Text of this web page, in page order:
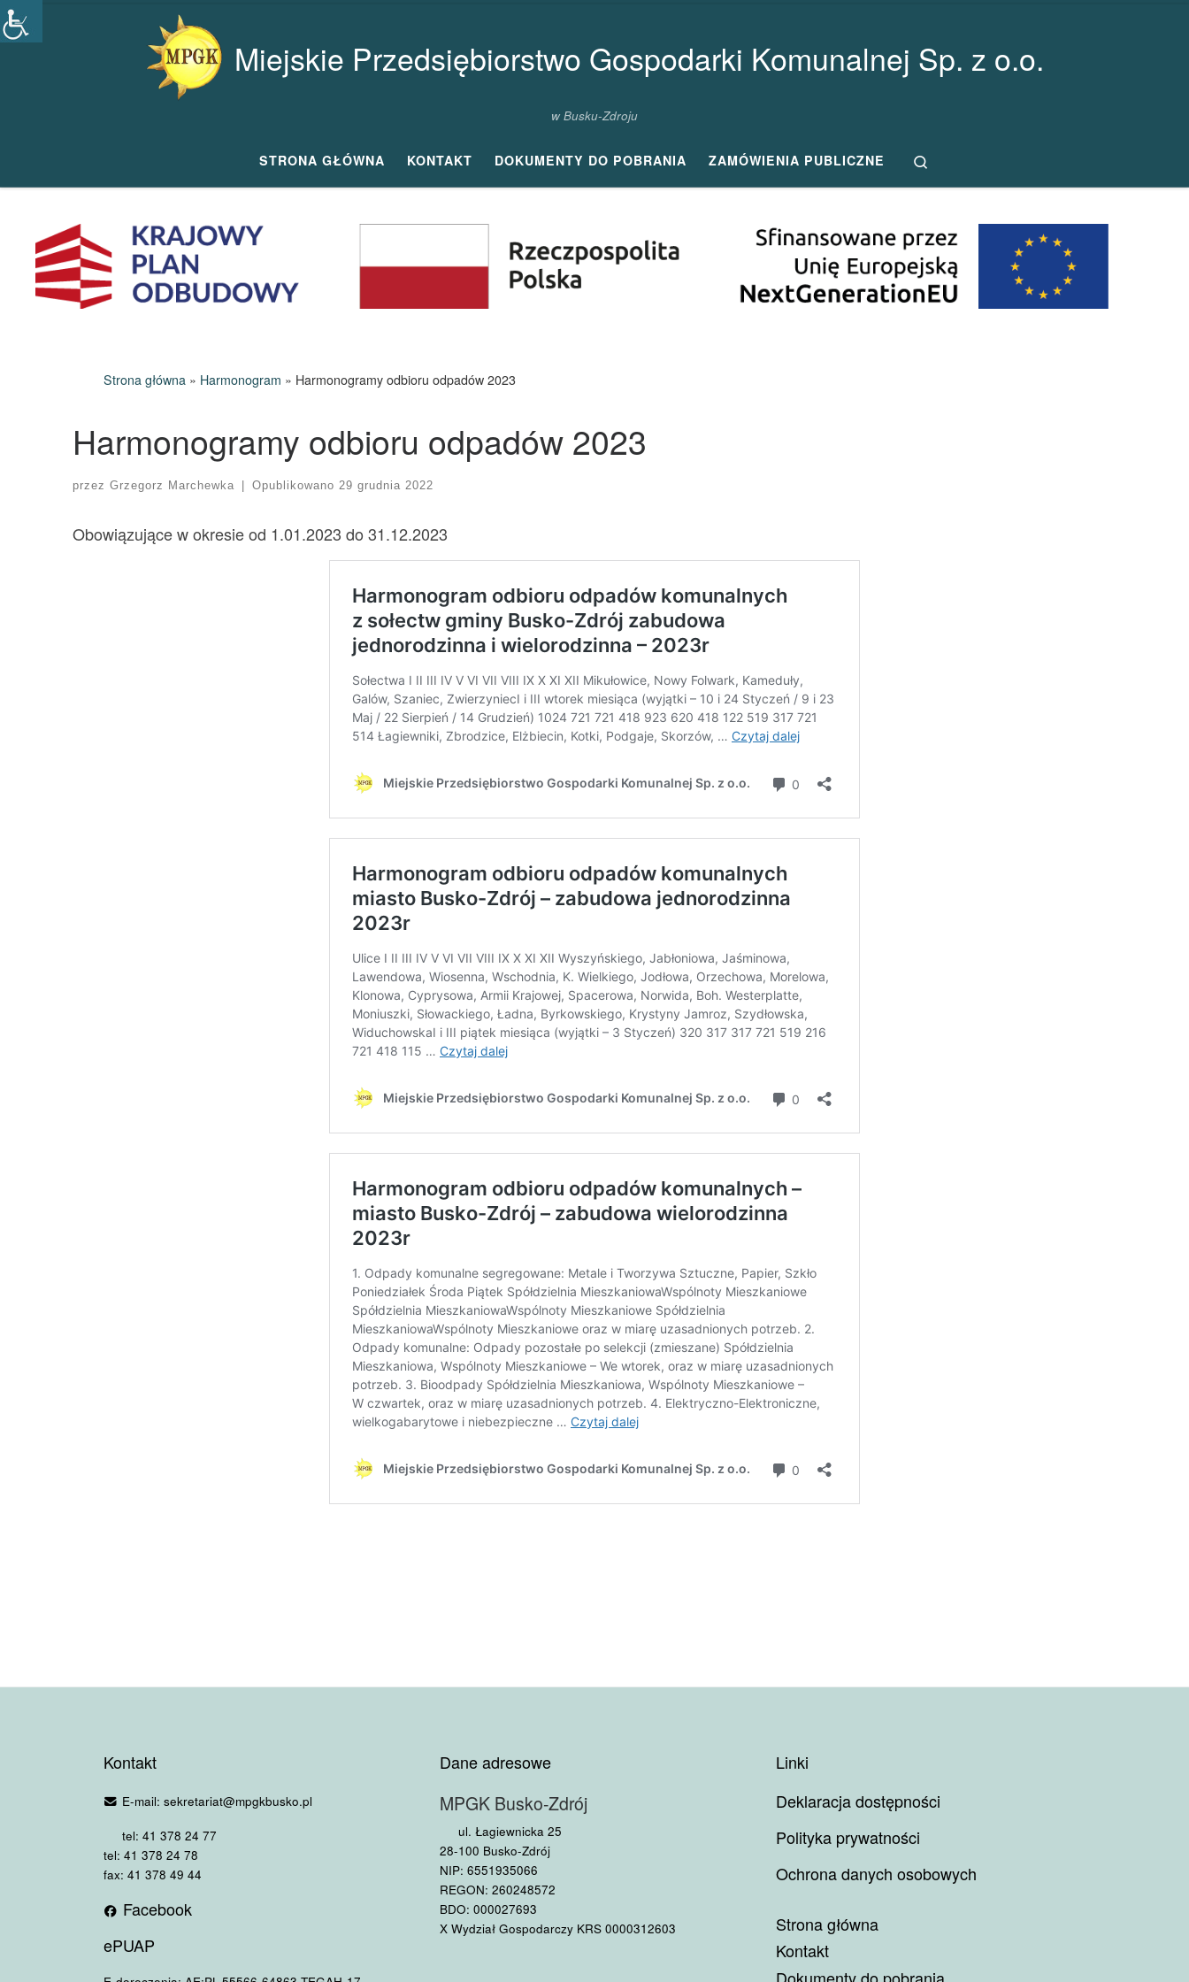
Przejdź do treści
Miejskie Przedsiębiorstwo Gospodarki Komunalnej Sp. z o.o.
w Busku-Zdroju
STRONA GŁÓWNA KONTAKT DOKUMENTY DO POBRANIA ZAMÓWIENIA PUBLICZNE
Strona główna » Harmonogram » Harmonogramy odbioru odpadów 2023
Harmonogramy odbioru odpadów 2023
przezGrzegorz Marchewka Opublikowano 29 grudnia 2022
Obowiązujące w okresie od 1.01.2023 do 31.12.2023
Kontakt
E-mail: sekretariat@mpgkbusko.pl
tel: 41 378 24 77
tel: 41 378 24 78
fax: 41 378 49 44
Facebook
ePUAP
Dane adresowe
MPGK Busko-Zdrój
ul. Łagiewnicka 25
28-100 Busko-Zdrój
NIP: 6551935066
REGON: 260248572
BDO: 000027693
X Wydział Gospodarczy KRS 0000312603
Linki
Deklaracja dostępności
Polityka prywatności
Ochrona danych osobowych
Strona główna
Kontakt